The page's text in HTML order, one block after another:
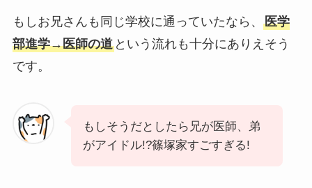
もしお兄さんも同じ学校に通っていたなら、 医学
部進学→医師の道という流れも十分にありえそう
です。
もしそうだとしたら兄が医師、弟
がアイドル!?篠塚家すごすぎる!